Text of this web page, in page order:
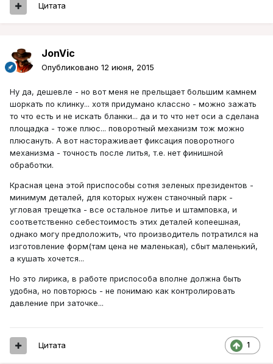
Цитата
JonVic
Опубликовано 12 июня, 2015
Ну да, дешевле - но вот меня не прельщает большим камнем
шоркать по клинку... хотя придумано классно - можно зажать
то что есть и не искать бланки... да и то что нет оси а сделана
площадка - тоже плюс... поворотный механизм тож можно
плюсануть. А вот настораживает фиксация поворотного
механизма - точность после литья, т.е. нет финишной
обработки.
Красная цена этой приспособы сотня зеленых президентов -
минимум деталей, для которых нужен станочный парк -
угловая трещетка - все остальное литье и штамповка, и
соответственно себестоимость этих деталей копеешная,
однако могу предположить, что производитель потратился на
изготовление форм(там цена не маленькая), сбыт маленький,
а кушать хочется...
Но это лирика, в работе приспособа вполне должна быть
удобна, но повторюсь - не понимаю как контролировать
давление при заточке...
1
Цитата